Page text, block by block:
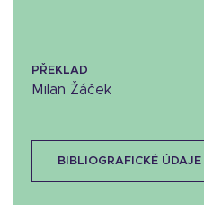
PŘEKLAD
Milan Žáček
BIBLIOGRAFICKÉ ÚDAJE